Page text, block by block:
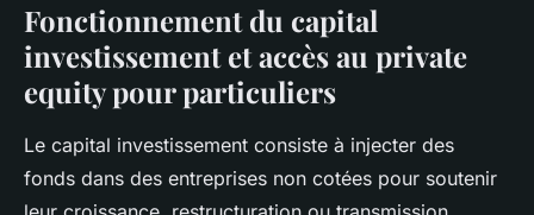
Fonctionnement du capital
investissement et accès au private
equity pour particuliers
Le capital investissement consiste à injecter des
fonds dans des entreprises non cotées pour soutenir